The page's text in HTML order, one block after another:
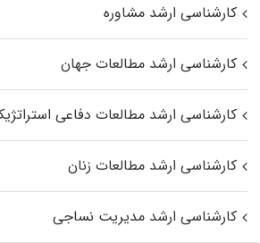
کارشناسی ارشد مشاوره
کارشناسی ارشد مطالعات جهان
کارشناسی ارشد مطالعات دفاعی
کارشناسی ارشد مطالعات زنان
کارشناسی ارشد مدیریت نساجی